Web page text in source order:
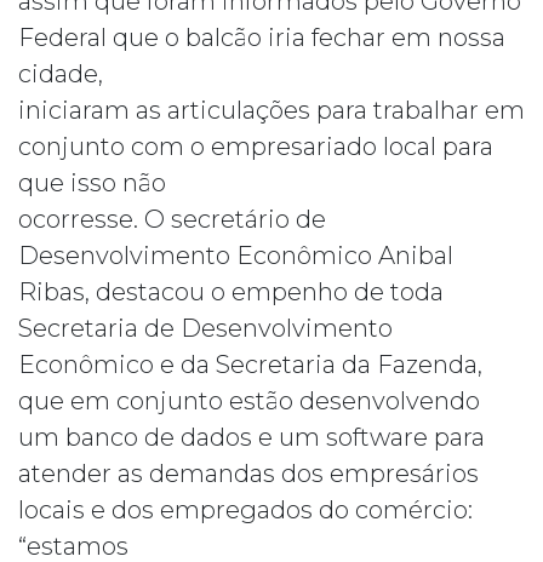
Federal que o balcão iria fechar em nossa
cidade,
iniciaram as articulações para trabalhar em
conjunto com o empresariado local para
que isso não
ocorresse. O secretário de
Desenvolvimento Econômico Anibal
Ribas, destacou o empenho de toda
Secretaria de Desenvolvimento
Econômico e da Secretaria da Fazenda,
que em conjunto estão desenvolvendo
um banco de dados e um software para
atender as demandas dos empresários
locais e dos empregados do comércio:
“estamos